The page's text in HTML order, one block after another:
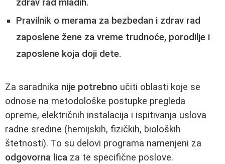
zdrav rad mladih.
Pravilnik o merama za bezbedan i zdrav rad
zaposlene žene za vreme trudnoće, porodilje i
zaposlene koja doji dete.
Za saradnika nije potrebno učiti oblasti koje se
odnose na metodološke postupke pregleda
opreme, električnih instalacija i ispitivanja uslova
radne sredine (hemijskih, fizičkih, bioloških
štetnosti). To su delovi programa namenjeni za
odgovorna lica za te specifične poslove.